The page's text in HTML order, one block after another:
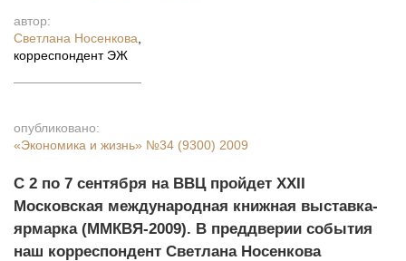
автор:
Светлана Носенкова
корреспондент ЭЖ
опубликовано:
«Экономика и жизнь» №34 (9300) 2009
С 2 по 7 сентября на ВВЦ пройдет XXII
Московская международная книжная выставка-
ярмарка (ММКВЯ-2009). В преддверии события
наш корреспондент Светлана Носенкова